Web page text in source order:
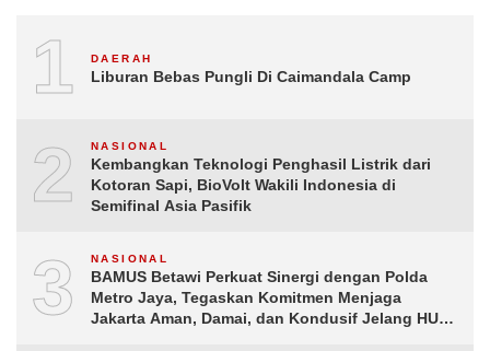
1 DAERAH
Liburan Bebas Pungli Di Caimandala Camp
2 NASIONAL
Kembangkan Teknologi Penghasil Listrik dari
Kotoran Sapi, BioVolt Wakili Indonesia di
Semifinal Asia Pasifik
3 NASIONAL
BAMUS Betawi Perkuat Sinergi dengan Polda
Metro Jaya, Tegaskan Komitmen Menjaga
Jakarta Aman, Damai, dan Kondusif Jelang HUT